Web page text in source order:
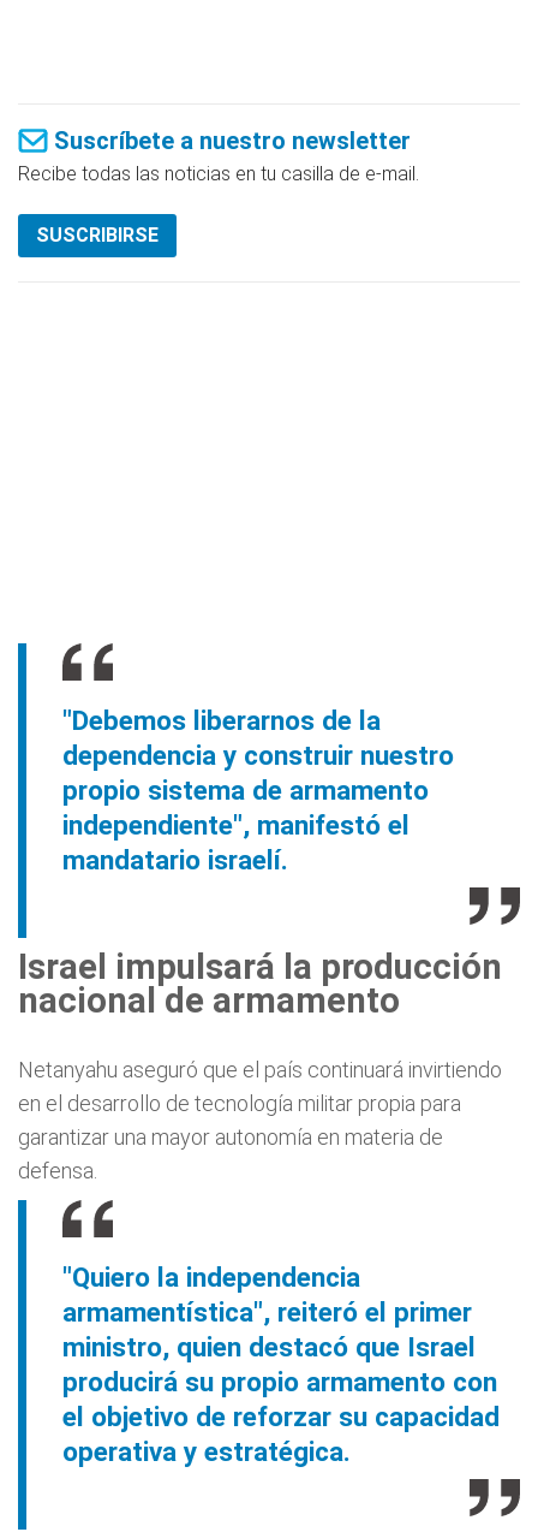
Suscríbete a nuestro newsletter
Recibe todas las noticias en tu casilla de e-mail.
SUSCRIBIRSE
"Debemos liberarnos de la
dependencia y construir nuestro
propio sistema de armamento
independiente", manifestó el
mandatario israelí.
Israel impulsará la producción
nacional de armamento
Netanyahu aseguró que el país continuará invirtiendo
en el desarrollo de tecnología militar propia para
garantizar una mayor autonomía en materia de
defensa.
"Quiero la independencia
armamentística", reiteró el primer
ministro, quien destacó que Israel
producirá su propio armamento con
el objetivo de reforzar su capacidad
operativa y estratégica.